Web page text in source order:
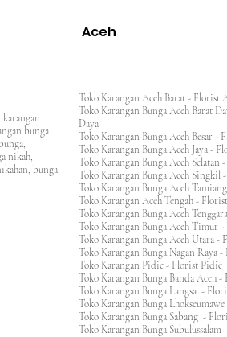
Aceh
bunga
nikah,
bunga
Toko Karangan Aceh Barat - Florist
Toko Karangan Bunga Aceh Barat
Daya
Toko Karangan Bunga Aceh Besar -
Toko Karangan Bunga Aceh Jaya -
Toko Karangan Bunga Aceh Selatan
Toko Karangan Bunga Aceh Singkil
Toko Karangan Bunga Aceh
Toko Karangan Aceh Tengah -
Toko Karangan Bunga Aceh
Toko Karangan Bunga Aceh Timur
Toko Karangan Bunga Aceh Utara -
Toko Karangan Bunga Nagan Raya
Toko Karangan Pidie - Florist Pidie
Toko Karangan Bunga Banda Aceh
Toko Karangan Bunga Langsa -
Toko Karangan Bunga
Toko Karangan Bunga Sabang -
Toko Karangan Bunga